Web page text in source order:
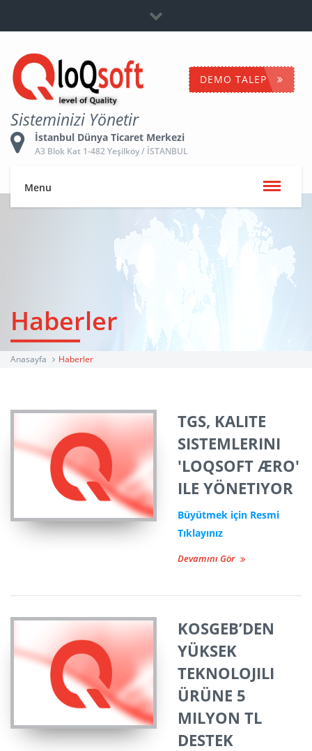
Bayilik
İletişime Geç
Sisteminizi Yönetir
İstanbul Dünya Ticaret Merkezi
A3 Blok Kat 1-482 Yeşilköy / İSTANBUL
DEMO TALEP
Menu
Haberler
Anasayfa Haberler
TGS, KALITE
SISTEMLERINI
'LOQSOFT ÆRO'
ILE YÖNETIYOR
Büyütmek için Resmi
Tıklayınız
Devamını Gör
KOSGEB’DEN
YÜKSEK
TEKNOLOJILI
ÜRÜNE 5
MILYON TL
DESTEK